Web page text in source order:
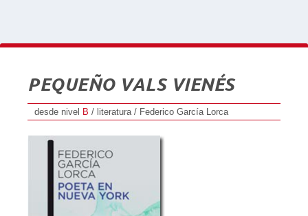
PEQUEÑO VALS VIENÉS
desde nivel B / literatura / Federico García Lorca